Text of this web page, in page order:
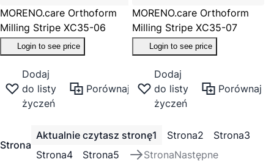
MORENO.care Orthoform
Milling Stripe XC35-06
Login to see price
Dodaj
do listy
życzeń
Porównaj
MORENO.care Orthoform
Milling Stripe XC35-07
Login to see price
Dodaj
do listy
życzeń
Porównaj
Strona
Aktualnie czytasz stronę1 Strona2 Strona3
Strona4 Strona5 StronaNastępne